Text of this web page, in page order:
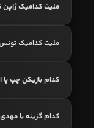
ملیت کدامیک
ملیت کدامیک
کدام بازیکن چپ
کدام گزینه با